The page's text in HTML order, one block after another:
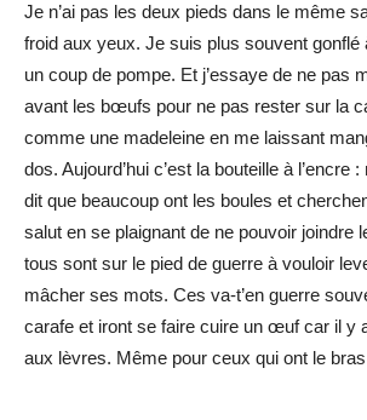
Je n’ai pas les deux pieds dans le même
froid aux yeux. Je suis plus souvent gonflé
un coup de pompe. Et j’essaye de ne pas
avant les bœufs pour ne pas rester sur la
comme une madeleine en me laissant
dos. Aujourd’hui c’est la bouteille à l’encre
dit que beaucoup ont les boules et
salut en se plaignant de ne pouvoir joindre
tous sont sur le pied de guerre à vouloir
mâcher ses mots. Ces va-t’en guerre
carafe et iront se faire cuire un œuf car il y
aux lèvres. Même pour ceux qui ont le